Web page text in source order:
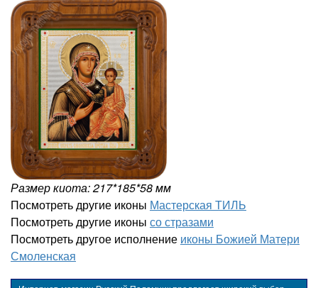
Размер киота: 217*185*58 мм
Посмотреть другие иконы Мастерская ТИЛЬ
Посмотреть другие иконы со стразами
Посмотреть другое исполнение иконы Божией Матери
Смоленская